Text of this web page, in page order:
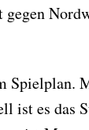
Spielplan.
ist es das